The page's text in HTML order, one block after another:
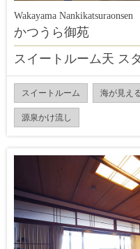
Wakayama Nankikatsuraonsen
かつうら御苑
スイートルーム天 ス
スイートルーム 海が見え
源泉かけ流し